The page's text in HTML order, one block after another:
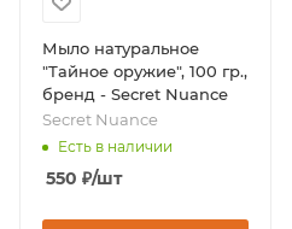
Мыло натуральное
"Тайное оружие", 100 гр.,
бренд - Secret Nuance
Secret Nuance
Есть в наличии
550 ₽/шт